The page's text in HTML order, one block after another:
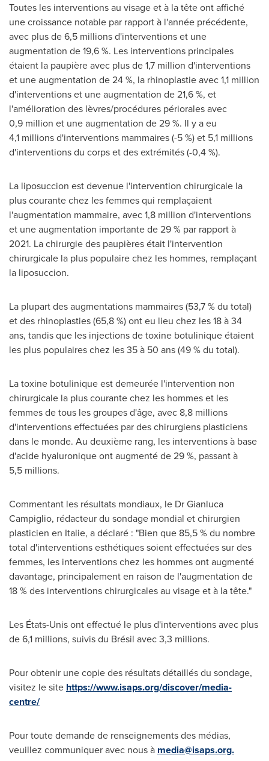
Toutes les interventions au visage et à la tête ont affiché
une croissance notable par rapport à l'année précédente,
avec plus de 6,5 millions d'interventions et une
augmentation de 19,6 %. Les interventions principales
étaient la paupière avec plus de 1,7 million d'interventions
et une augmentation de 24 %, la rhinoplastie avec 1,1 million
d'interventions et une augmentation de 21,6 %, et
l'amélioration des lèvres/procédures périorales avec
0,9 million et une augmentation de 29 %. Il y a eu
4,1 millions d'interventions mammaires (-5 %) et 5,1 millions
d'interventions du corps et des extrémités (-0,4 %).
La liposuccion est devenue l'intervention chirurgicale la
plus courante chez les femmes qui remplaçaient
l'augmentation mammaire, avec 1,8 million d'interventions
et une augmentation importante de 29 % par rapport à
2021. La chirurgie des paupières était l'intervention
chirurgicale la plus populaire chez les hommes, remplaçant
la liposuccion.
La plupart des augmentations mammaires (53,7 % du total)
et des rhinoplasties (65,8 %) ont eu lieu chez les 18 à 34
ans, tandis que les injections de toxine botulinique étaient
les plus populaires chez les 35 à 50 ans (49 % du total).
La toxine botulinique est demeurée l'intervention non
chirurgicale la plus courante chez les hommes et les
femmes de tous les groupes d'âge, avec 8,8 millions
d'interventions effectuées par des chirurgiens plasticiens
dans le monde. Au deuxième rang, les interventions à base
d'acide hyaluronique ont augmenté de 29 %, passant à
5,5 millions.
Commentant les résultats mondiaux, le DrGianluca
Campiglio, rédacteur du sondage mondial et chirurgien
plasticien en Italie, a déclaré : "Bien que 85,5 % du nombre
total d'interventions esthétiques soient effectuées sur des
femmes, les interventions chez les hommes ont augmenté
davantage, principalement en raison de l'augmentation de
18 % des interventions chirurgicales au visage et à la tête."
Les États-Unis ont effectué le plus d'interventions avec plus
de 6,1 millions, suivis du Brésil avec 3,3 millions.
Pour obtenir une copie des résultats détaillés du sondage,
visitez le site https://www.isaps.org/discover/media-
centre/
Pour toute demande de renseignements des médias,
veuillez communiquer avec nous à media@isaps.org.